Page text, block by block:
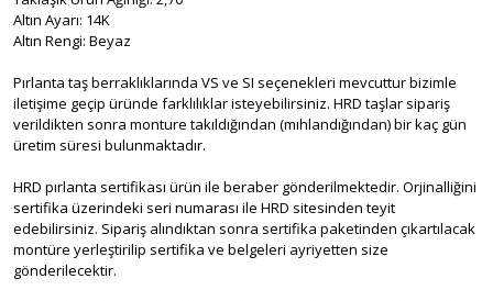
Altın Ayarı: 14K
Altın Rengi: Beyaz
Pırlanta taş berraklıklarında VS ve SI seçenekleri mevcuttur bizimle
iletişime geçip üründe farklılıklar isteyebilirsiniz. HRD taşlar sipariş
verildikten sonra monture takıldığından (mıhlandığından) bir kaç gün
üretim süresi bulunmaktadır.
HRD pırlanta sertifikası ürün ile beraber gönderilmektedir. Orjinalliğini
sertifika üzerindeki seri numarası ile HRD sitesinden teyit
edebilirsiniz. Sipariş alındıktan sonra sertifika paketinden çıkartılacak
montüre yerleştirilip sertifika ve belgeleri ayriyetten size
gönderilecektir.